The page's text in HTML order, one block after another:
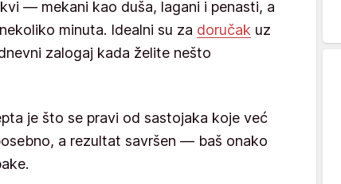
— mekani kao duša, lagani i penasti, a
minuta. Idealni su za doručak uz
zalogaj kada želite nešto
je što se pravi od sastojaka koje već
a rezultat savršen — baš onako